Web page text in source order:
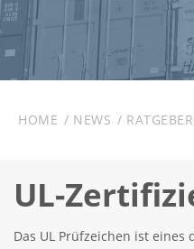
HOME NEWS RATGEBER
UL-
Das UL Prüfzeichen ist eines